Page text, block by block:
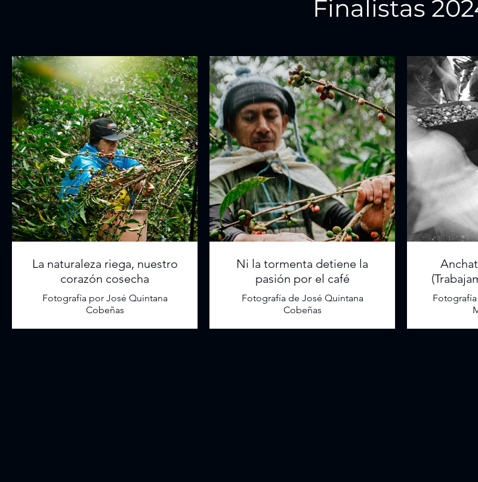
Finalistas
La naturaleza riega, nuestro
corazón cosecha
Fotografía por José Quintana
Cobeñas
Ni la tormenta detiene la
pasión por el café
Fotografía de José Quintana
Cobeñas